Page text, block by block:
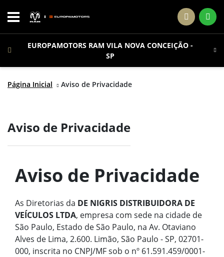
EUROPAMOTORS RAM VILA NOVA CONCEIÇÃO -
SP
Página Inicial Aviso de Privacidade
Aviso de Privacidade
Aviso de Privacidade
As Diretorias da DE NIGRIS DISTRIBUIDORA DE
VEÍCULOS LTDA, empresa com sede na cidade de
São Paulo, Estado de São Paulo, na Av. Otaviano
Alves de Lima, 2.600. Limão, São Paulo - SP, 02701-
000, inscrita no CNPJ/MF sob o nº 61.591.459/0001-